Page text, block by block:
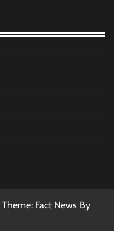
Theme: Fact News By